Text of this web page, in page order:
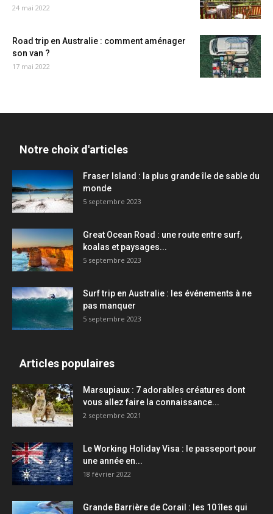
24 mai 2022
Road trip en Australie : comment aménager
son van ?
17 mai 2022
Notre choix d'articles
Fraser Island : la plus grande île de sable du
monde
5 septembre 2023
Great Ocean Road : une route entre surf,
koalas et paysages...
5 septembre 2023
Surf trip en Australie : les événements à ne
pas manquer
5 septembre 2023
Articles populaires
Marsupiaux : 7 adorables créatures dont
vous allez faire la connaissance...
2 septembre 2021
Le Working Holiday Visa : le passeport pour
une année en...
18 février 2022
Grande Barrière de Corail : les 10 îles qui